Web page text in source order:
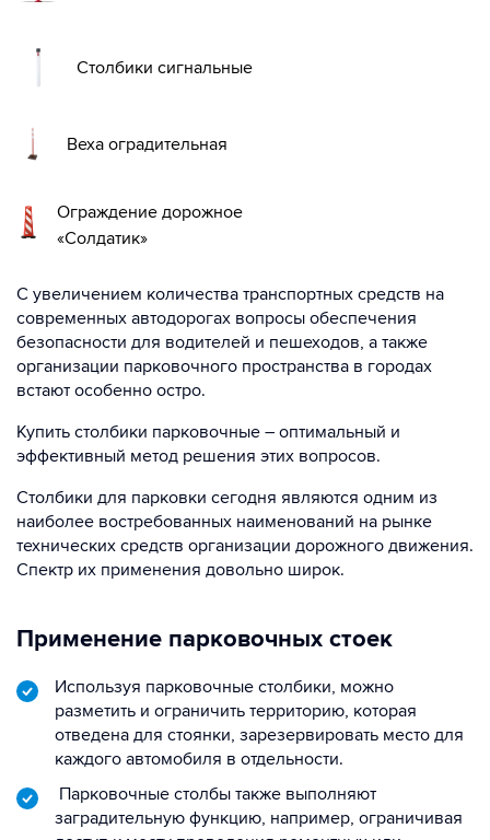
Столбики сигнальные
Веха оградительная
Ограждение дорожное
«Солдатик»
С увеличением количества транспортных средств на
современных автодорогах вопросы обеспечения
безопасности для водителей и пешеходов, а также
организации парковочного пространства в городах
встают особенно остро.
Купить столбики парковочные – оптимальный и
эффективный метод решения этих вопросов.
Столбики для парковки сегодня являются одним из
наиболее востребованных наименований на рынке
технических средств организации дорожного движения.
Спектр их применения довольно широк.
Применение парковочных стоек
Используя парковочные столбики, можно
разметить и ограничить территорию, которая
отведена для стоянки, зарезервировать место для
каждого автомобиля в отдельности.
Парковочные столбы также выполняют
заградительную функцию, например, ограничивая